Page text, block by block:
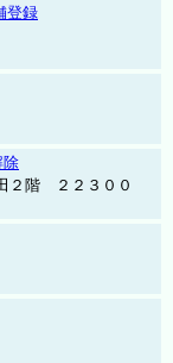
登録
除
２階 ２２３００